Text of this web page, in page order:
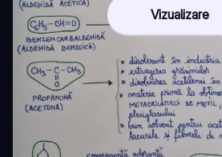
Vizualizare